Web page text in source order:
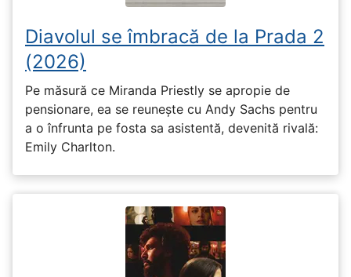
Diavolul se îmbracă de la Prada 2
(2026)
Pe măsură ce Miranda Priestly se apropie de
pensionare, ea se reunește cu Andy Sachs pentru
a o înfrunta pe fosta sa asistentă, devenită rivală:
Emily Charlton.